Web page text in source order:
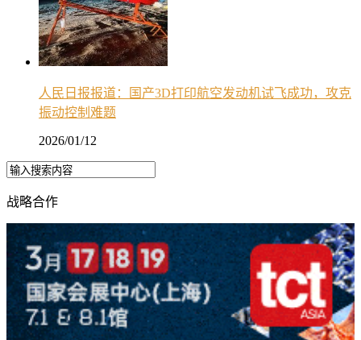
人民日报报道：国产3D打印航空发动机试飞成功，攻克
振动控制难题
2026/01/12
战略合作